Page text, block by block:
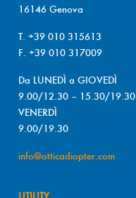
16146 Genova
T. +39 010 315613
F. +39 010 317009
Da LUNEDÌ a GIOVEDÌ
9.00/12.30 – 15.30/19.30
VENERDÌ
9.00/19.30
info@otticadiopter.com